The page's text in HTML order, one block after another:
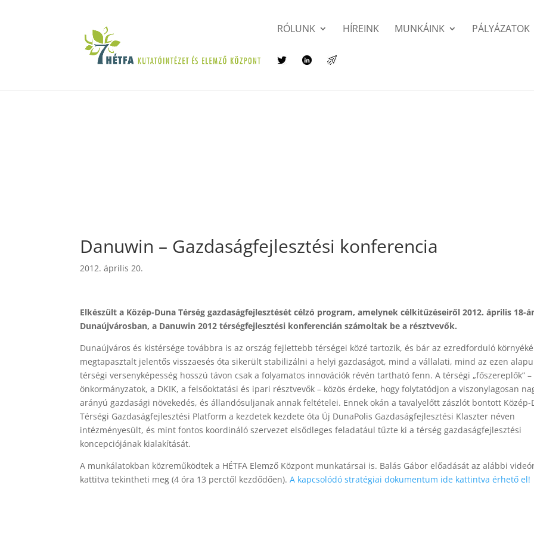
RÓLUNK HÍREINK MUNKÁINK PÁLYÁZATOK
Danuwin – Gazdaságfejlesztési konferencia
2012. április 20.
Elkészült a Közép-Duna Térség gazdaságfejlesztését célzó program, amelynek célkitűzéseiről 2012. április 18-
Dunaújvárosban, a Danuwin 2012 térségfejlesztési konferencián számoltak be a résztvevők.
Dunaújváros és kistérsége továbbra is az ország fejlettebb térségei közé tartozik, és bár az ezredforduló
megtapasztalt jelentős visszaesés óta sikerült stabilizálni a helyi gazdaságot, mind a vállalati, mind az ezen
térségi versenyképesség hosszú távon csak a folyamatos innovációk révén tartható fenn. A térségi „főszereplők” –
önkormányzatok, a DKIK, a felsőoktatási és ipari résztvevők – közös érdeke, hogy folytatódjon a viszonylagosan
arányú gazdasági növekedés, és állandósuljanak annak feltételei. Ennek okán a tavalyelőtt zászlót bontott Közép-
Térségi Gazdaságfejlesztési Platform a kezdetek kezdete óta Új DunaPolis Gazdaságfejlesztési Klaszter néven
intézményesült, és mint fontos koordináló szervezet elsődleges feladatául tűzte ki a térség gazdaságfejlesztési
koncepciójának kialakítását.
A munkálatokban közreműködtek a HÉTFA Elemző Központ munkatársai is. Balás Gábor előadását az alábbi
kattitva tekintheti meg (4 óra 13 perctől kezdődően).A kapcsolódó stratégiai dokumentum ide kattintva érhető el!